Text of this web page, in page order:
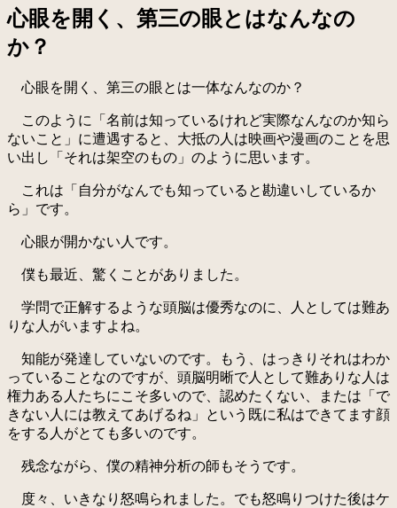
心眼を開く、第三の眼とはなんなの
か？
心眼を開く、第三の眼とは一体なんなのか？
このように「名前は知っているけれど実際なんなのか知ら
ないこと」に遭遇すると、大抵の人は映画や漫画のことを思
い出し「それは架空のもの」のように思います。
これは「自分がなんでも知っていると勘違いしているか
ら」です。
心眼が開かない人です。
僕も最近、驚くことがありました。
学問で正解するような頭脳は優秀なのに、人としては難あ
りな人がいますよね。
知能が発達していないのです。もう、はっきりそれはわか
っていることなのですが、頭脳明晰で人として難ありな人は
権力ある人たちにこそ多いので、認めたくない、または「で
きない人には教えてあげるね」という既に私はできてます顔
をする人がとても多いのです。
残念ながら、僕の精神分析の師もそうです。
度々、いきなり怒鳴られました。でも怒鳴りつけた後はケ